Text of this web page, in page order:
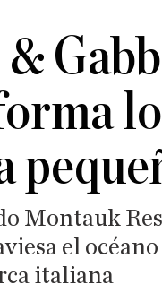
Montauk
el
italiana